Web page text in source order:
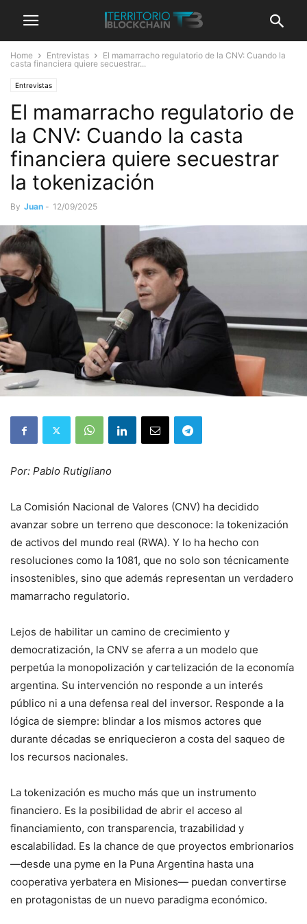
Home Entrevistas
El mamarracho regulatorio de la CNV: Cuando la
casta financiera quiere secuestrar...
Entrevistas
El mamarracho regulatorio de
la CNV: Cuando la casta
financiera quiere secuestrar
la tokenización
By Juan - 12/09/2025
Por: Pablo Rutigliano
La Comisión Nacional de Valores (CNV) ha decidido
avanzar sobre un terreno que desconoce: la tokenización
de activos del mundo real (RWA). Y lo ha hecho con
resoluciones como la 1081, que no solo son técnicamente
insostenibles, sino que además representan un verdadero
mamarracho regulatorio.
Lejos de habilitar un camino de crecimiento y
democratización, la CNV se aferra a un modelo que
perpetúa la monopolización y cartelización de la economía
argentina. Su intervención no responde a un interés
público ni a una defensa real del inversor. Responde a la
lógica de siempre: blindar a los mismos actores que
durante décadas se enriquecieron a costa del saqueo de
los recursos nacionales.
La tokenización es mucho más que un instrumento
financiero. Es la posibilidad de abrir el acceso al
financiamiento, con transparencia, trazabilidad y
escalabilidad. Es la chance de que proyectos embrionarios
—desde una pyme en la Puna Argentina hasta una
cooperativa yerbatera en Misiones— puedan convertirse
en protagonistas de un nuevo paradigma económico.